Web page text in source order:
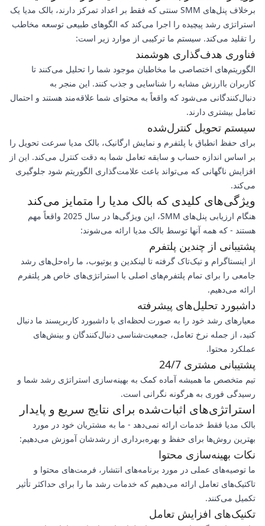
برخلاف پنل‌های SMM سنتی که فقط بر اعداد تمرکز دارند، بالک مدیا یک
استراتژی رشد پیچیده را اجرا می‌کند که الگوهای طبیعی توسعه مخاطب
را تقلید می‌کند. سیستم ما ترکیبی از موارد زیر است:
فناوری هدف‌گذاری هوشمند
الگوریتم‌های اختصاصی ما مخاطبان موجود شما را تحلیل می‌کنند تا
کاربران باارزش مشابه را شناسایی و جذب کنند. این منجر به
دنبال‌کنندگانی می‌شود که واقعاً به محتوای شما علاقه‌مند هستند و احتمال
تعامل بیشتری دارند.
سیستم تحویل کنترل‌شده
برای حفظ انطباق با پلتفرم و نمایش ارگانیک، بالک مدیا سرعت تحویل را
بر اساس اندازه حساب و سابقه تعامل شما به دقت کنترل می‌کند. این از
افزایش ناگهانی که می‌تواند باعث علامت‌گذاری الگوریتم شود جلوگیری
می‌کند.
ویژگی‌های کلیدی که بالک مدیا را متمایز می‌کند
هنگام ارزیابی پنل‌های SMM، این ویژگی‌ها در سال 2025 واقعاً مهم
هستند - که همه آنها توسط بالک مدیا ارائه می‌شوند:
پشتیبانی از چندین پلتفرم
از اینستاگرام و تیک‌تاک گرفته تا لینکدین و یوتیوب، ما راه‌حل‌های رشد
جامعی را برای تمام پلتفرم‌های اصلی با استراتژی‌های خاص هر پلتفرم
ارائه می‌دهیم.
داشبورد تحلیل‌های پیشرفته
معیارهای رشد خود را به صورت لحظه‌ای با داشبورد کاربرپسند ما دنبال
کنید، از جمله نرخ تعامل، جمعیت‌شناسی دنبال‌کنندگان و بینش‌های
عملکرد محتوا.
پشتیبانی مشتری 24/7
تیم متخصص ما همیشه آماده کمک به بهینه‌سازی استراتژی رشد شما و
رسیدگی فوری به هرگونه نگرانی است.
استراتژی‌های اثبات‌شده برای نتایج سریع و پایدار
بالک مدیا فقط خدمات ارائه نمی‌دهد - ما به مشتریان خود در مورد
بهترین روش‌ها برای حفظ و بهره‌برداری از رشدشان آموزش می‌دهیم:
نکات بهینه‌سازی محتوا
ما توصیه‌های عملی در مورد برنامه‌های انتشار، فرمت‌های محتوا و
تاکتیک‌های تعامل ارائه می‌دهیم که خدمات رشد ما را برای حداکثر تأثیر
تکمیل می‌کنند.
تکنیک‌های افزایش تعامل